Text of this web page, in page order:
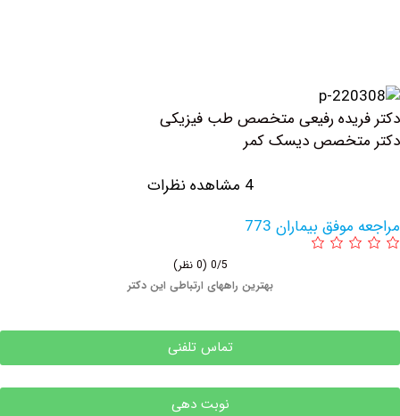
رفیعی متخصص طب فیزیکی
دیسک کمر
بیماران 773
بهترین راههای ارتباطی این دکتر
تماس تلفنی
نوبت دهی